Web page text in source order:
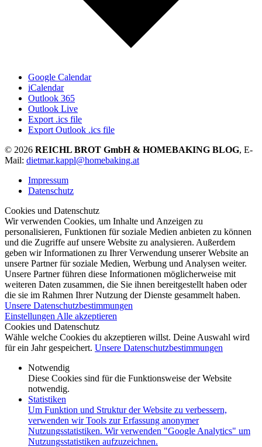
Google Calendar
iCalendar
Outlook 365
Outlook Live
Export .ics file
Export Outlook .ics file
© 2026 REICHL BROT GmbH & HOMEBAKING BLOG, E-
Mail: dietmar.kappl@homebaking.at
Impressum
Datenschutz
Cookies und Datenschutz
Wir verwenden Cookies, um Inhalte und Anzeigen zu
personalisieren, Funktionen für soziale Medien anbieten zu können
und die Zugriffe auf unsere Website zu analysieren. Außerdem
geben wir Informationen zu Ihrer Verwendung unserer Website an
unsere Partner für soziale Medien, Werbung und Analysen weiter.
Unsere Partner führen diese Informationen möglicherweise mit
weiteren Daten zusammen, die Sie ihnen bereitgestellt haben oder
die sie im Rahmen Ihrer Nutzung der Dienste gesammelt haben.
Unsere Datenschutzbestimmungen
Einstellungen Alle akzeptieren
Cookies und Datenschutz
Wähle welche Cookies du akzeptieren willst. Deine Auswahl wird
für ein Jahr gespeichert. Unsere Datenschutzbestimmungen
Notwendig
Diese Cookies sind für die Funktionsweise der Website
notwendig.
Statistiken
Um Funktion und Struktur der Website zu verbessern,
verwenden wir Tools zur Erfassung anonymer
Nutzungsstatistiken. Wir verwenden "Google Analytics" um
Nutzungsstatistiken aufzuzeichnen.